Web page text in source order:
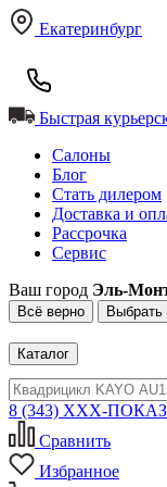
Екатеринбург
Быстрая
Салоны
Блог
Стать дилером
Доставка и
Рассрочка
Сервис
Ваш город Эль-
Всё верно Выбрать
Каталог
8 (343) XXX-
Сравнить
Избранное